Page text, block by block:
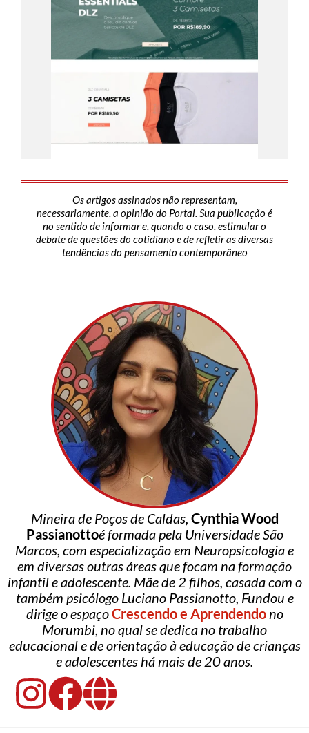
Os artigos assinados não representam,
necessariamente, a opinião do Portal. Sua publicação é
no sentido de informar e, quando o caso, estimular o
debate de questões do cotidiano e de refletir as diversas
tendências do pensamento contemporâneo
Mineira de Poços de Caldas, Cynthia Wood
Passianottoé formada pela Universidade São
Marcos, com especialização em Neuropsicologia e
em diversas outras áreas que focam na formação
infantil e adolescente. Mãe de 2 filhos, casada com o
também psicólogo Luciano Passianotto, Fundou e
dirige o espaçoCrescendo e Aprendendono
Morumbi, no qual se dedica no trabalho
educacional e de orientação à educação de crianças
e adolescentes há mais de 20 anos.